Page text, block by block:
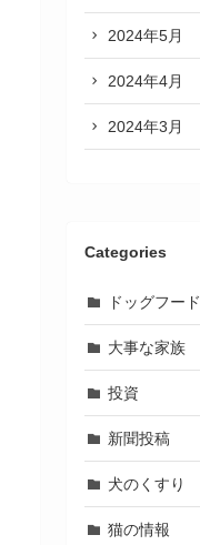
2024年5月
2024年4月
2024年3月
Categories
ドッグフード
大事な家族
投資
新聞投稿
犬のくすり
猫の情報